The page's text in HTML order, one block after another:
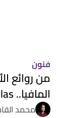
فنون
من روائع
المافيا.. Goodfellas
محمد